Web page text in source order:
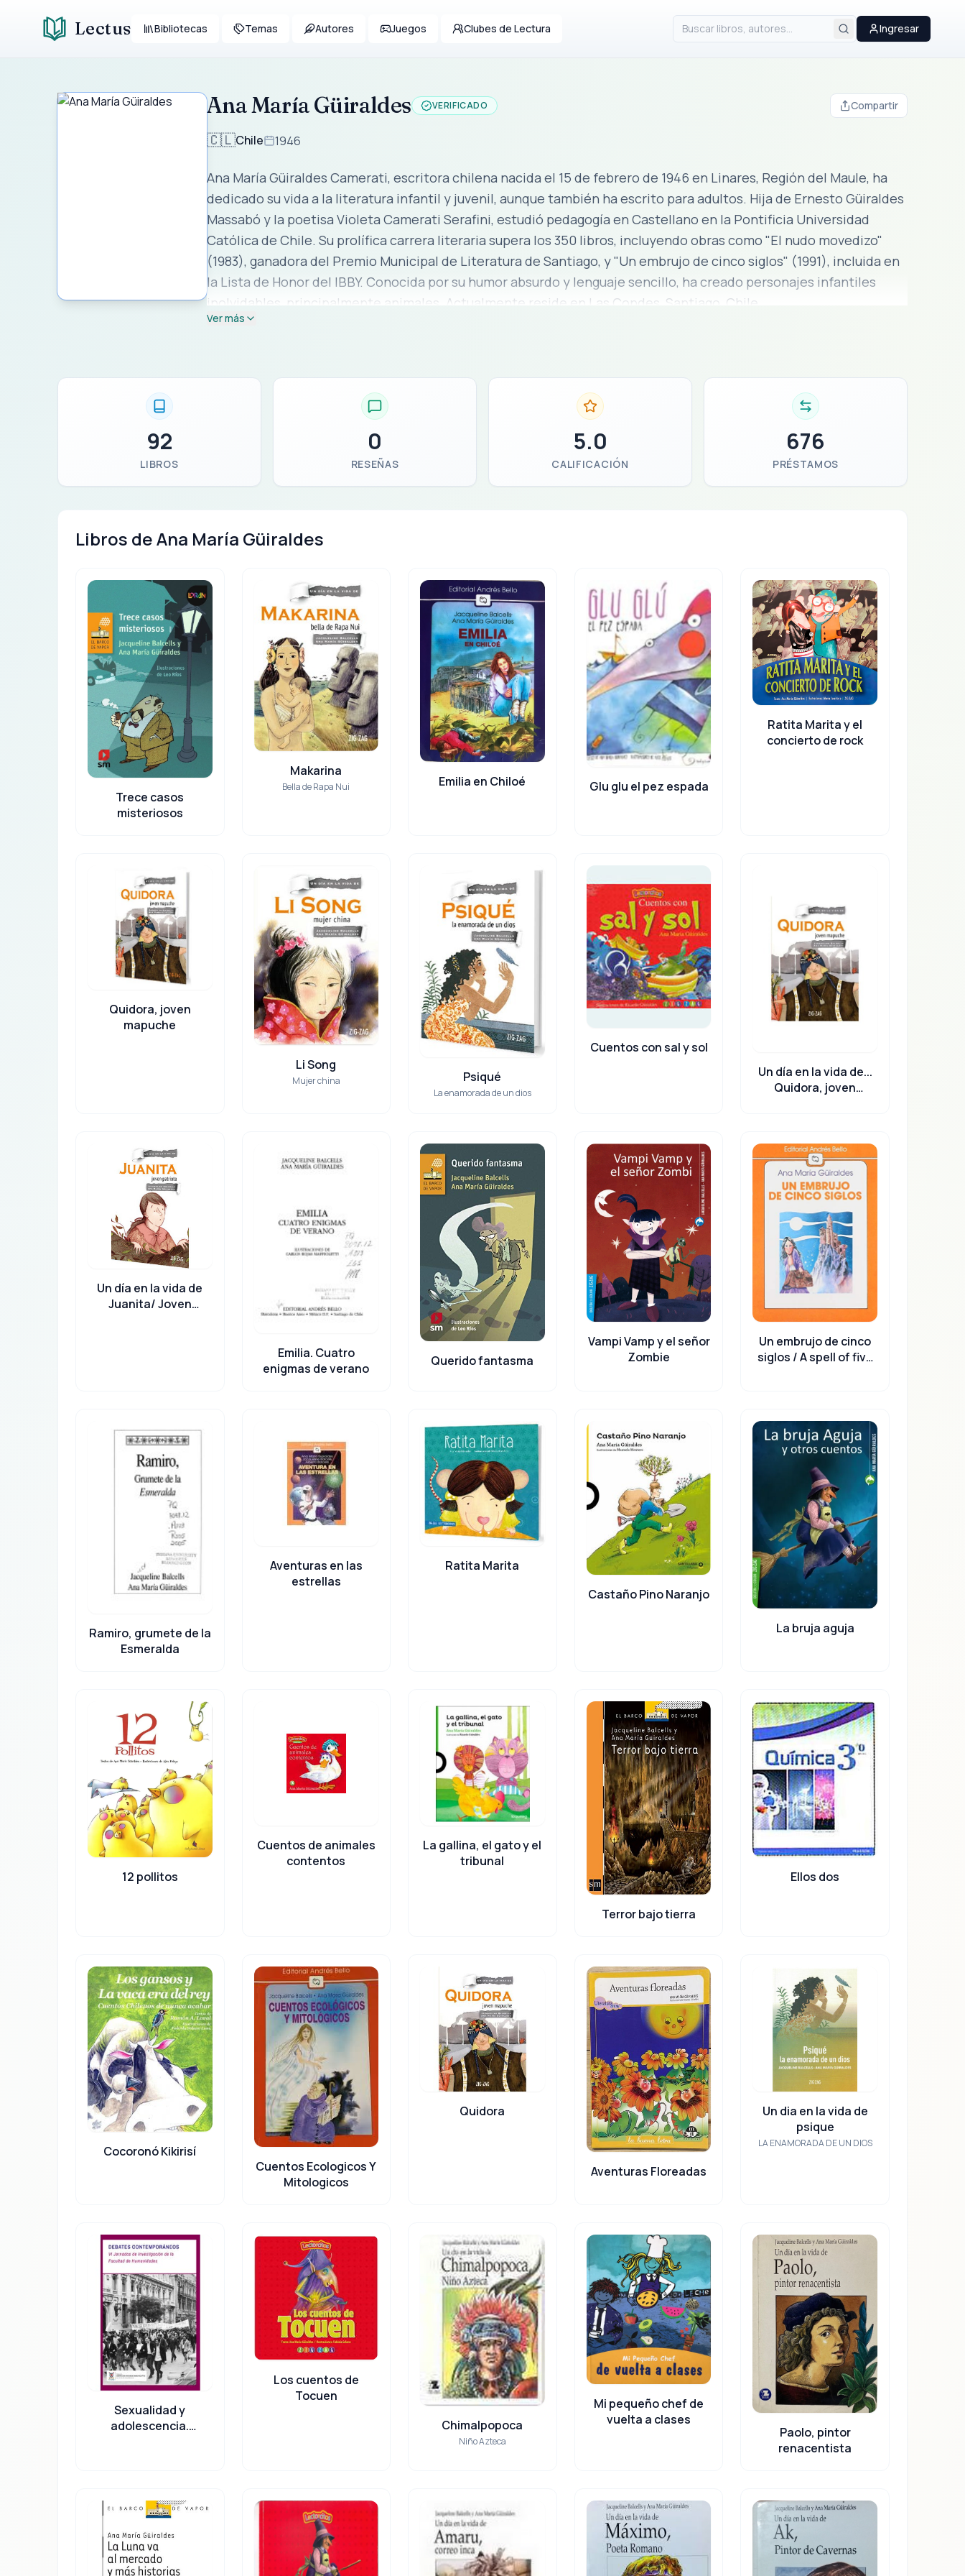
Lectus Bibliotecas Temas Autores Juegos Clubes de Lectura Ingresar
Ana María Güiraldes VERIFICADO Compartir
🇨🇱Chile 1946
Ana María Güiraldes Camerati, escritora chilena nacida el 15 de febrero de 1946 en Linares, Región del Maule, ha
dedicado su vida a la literatura infantil y juvenil, aunque también ha escrito para adultos. Hija de Ernesto Güiraldes
Massabó y la poetisa Violeta Camerati Serafini, estudió pedagogía en Castellano en la Pontificia Universidad
Católica de Chile. Su prolífica carrera literaria supera los 350 libros, incluyendo obras como "El nudo movedizo"
(1983), ganadora del Premio Municipal de Literatura de Santiago, y "Un embrujo de cinco siglos" (1991), incluida en
la Lista de Honor del IBBY. Conocida por su humor absurdo y lenguaje sencillo, ha creado personajes infantiles
inolvidables, principalmente animales. Actualmente reside en Las Condes, Santiago, Chile.
Ver más
92
LIBROS
0
RESEÑAS
5.0
CALIFICACIÓN
676
PRÉSTAMOS
Libros de Ana María Güiraldes
Trece casos
misteriosos
Makarina
Bella de Rapa Nui Emilia en Chiloé Glu glu el pez espada
Ratita Marita y el
concierto de rock
Quidora, joven
mapuche
Li Song
Mujer china Psiqué
La enamorada de un dios
Cuentos con sal y sol
Un día en la vida de...
Quidora, joven
Un día en la vida de
Juanita/ Joven
Emilia. Cuatro
enigmas de verano
Querido fantasma
Vampi Vamp y el señor
Zombie
Un embrujo de cinco
siglos / A spell of five
Ramiro, grumete de la
Esmeralda
Aventuras en las
estrellas
Ratita Marita
Castaño Pino Naranjo
La bruja aguja
12 pollitos
Cuentos de animales
contentos
La gallina, el gato y el
tribunal
Terror bajo tierra
Ellos dos
Cocoronó Kikirisí
Cuentos Ecologicos Y
Mitologicos
Quidora
Aventuras Floreadas
Un dia en la vida de
psique
LA ENAMORADA DE UN DIOS
Sexualidad y
adolescencia.
Los cuentos de
Tocuen
Chimalpopoca
Niño Azteca
Mi pequeño chef de
vuelta a clases
Paolo, pintor
renacentista